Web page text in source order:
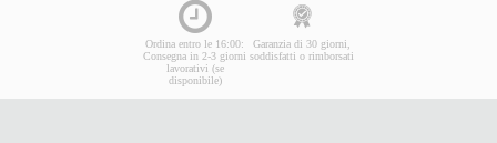
Ordina entro le 16:00:
Consegna in 2-3 giorni
lavorativi (se
disponibile)
Garanzia di 30 giorni,
soddisfatti o rimborsati